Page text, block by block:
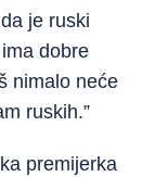
je ruski
dobre
nimalo neće
ruskih.”
premijerka